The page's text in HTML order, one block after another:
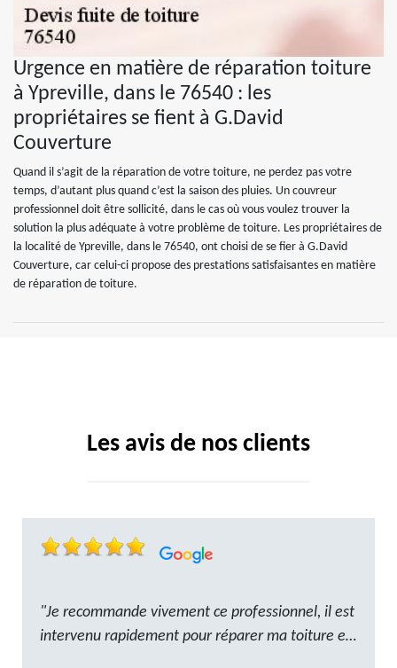
Urgence en matière de réparation toiture
à Ypreville, dans le 76540 : les
propriétaires se fient à G.David
Couverture
Quand il s’agit de la réparation de votre toiture, ne perdez pas votre
temps, d’autant plus quand c’est la saison des pluies. Un couvreur
professionnel doit être sollicité, dans le cas où vous voulez trouver la
solution la plus adéquate à votre problème de toiture. Les propriétaires de
la localité de Ypreville, dans le 76540, ont choisi de se fier à G.David
Couverture, car celui-ci propose des prestations satisfaisantes en matière
de réparation de toiture.
Les avis de nos clients
"Je recommande vivement ce professionnel, il est
intervenu rapidement pour réparer ma toiture et